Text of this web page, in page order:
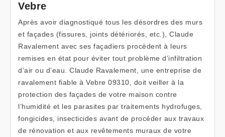
Vebre
Après avoir diagnostiqué tous les désordres des murs
et façades (fissures, joints détériorés, etc.), Claude
Ravalement avec ses façadiers procèdent à leurs
remises en état pour éviter tout problème d’infiltration
d’air ou d’eau. Claude Ravalement, une entreprise de
ravalement fiable à Vebre 09310, doit veiller à la
protection des façades de votre maison contre
l’humidité et les parasites par traitements hydrofuges,
fongicides, insecticides avant de procéder aux travaux
de rénovation et aux revêtements muraux de votre